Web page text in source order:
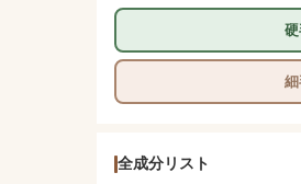
全成分リスト